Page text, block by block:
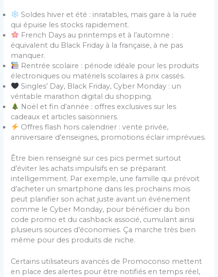
Soldes hiver et été : inratables, mais gare à la ruée
qui épuise les stocks rapidement.
French Days au printemps et à l’automne :
équivalent du Black Friday à la française, à ne pas
manquer.
Rentrée scolaire : période idéale pour les produits
électroniques ou matériels scolaires à prix cassés.
Singles’ Day, Black Friday, Cyber Monday : un
véritable marathon digital du shopping.
Noël et fin d’année : offres exclusives sur les
cadeaux et articles saisonniers.
Offres flash hors calendrier : vente privée,
anniversaire d’enseignes, promotions éclair imprévues.
Être bien renseigné sur ces pics permet surtout
d’éviter les achats impulsifs en se préparant
intelligemment. Par exemple, une famille qui prévoit
d’acheter un smartphone dans les prochains mois
peut planifier son achat juste avant un événement
comme le Cyber Monday, pour bénéficier du bon
code promo et du cashback associé, cumulant ainsi
plusieurs sources d’économies. Ça marche très bien
même pour des produits de niche.
Certains utilisateurs avancés de Promoconso mettent
en place des alertes pour être notifiés en temps réel,